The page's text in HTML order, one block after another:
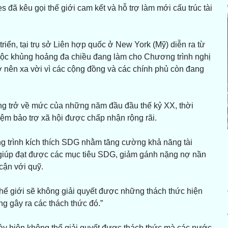
đã kêu gọi thế giới cam kết và hỗ trợ làm mới cấu trúc tài
tại trụ sở Liên hợp quốc ở New York (Mỹ) diễn ra từ
khủng hoảng đa chiều đang làm cho Chương trình nghị
xa vời vì các cộng đồng và các chính phủ còn đang
trở về mức của những năm đầu đầu thế kỷ XX, thời
bảo trợ xã hội được chấp nhận rộng rãi.
trình kích thích SDG nhằm tăng cường khả năng tài
đạt được các mục tiêu SDG, giảm gánh nặng nợ nần
với quỹ.
giới sẽ không giải quyết được những thách thức hiện
gây ra các thách thức đó.”